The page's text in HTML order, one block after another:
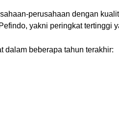
perusahaan dengan
yakni peringkat tertinggi
dalam beberapa tahun terakhir: